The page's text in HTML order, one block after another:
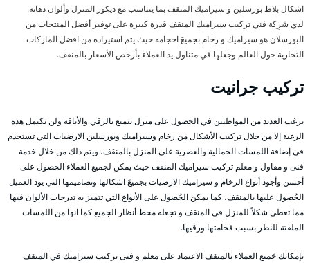
اشكال بلاط بورسلين و سيراميك المنقف بما يتناسب مع ديكور المنزل وألوان دهانه.
لدي شرِكة فني تركيب سيراميك المنقف قدرة كبيرة على توفير أفضل المنتجات من
البورسلان هو سيراميك و رخام بجميعَ احجامه حيث يتم استيراده من افضل الماركات
التجارية حول العالم وجعلها في متناول يد العملاء بأرخص الأسعار بالمنقف.
تركيب جرانيت
يرغب العديد من المواطنين في الحصول على منزل يتمتع بالرقي والأناقة ولن تكتمل هذه
الرغبة إلا من خلال تركيب الأشكال من رخام وسيراميك وبورسلين الارضيات التي تستخدم
في إضافة اللمسات الجمالية والعصرية على المنزل بالمنقف، ويتم ذلك من خلال خدمة
فنى و مقاول و معلم تركيب سيراميك المنقف حيث يمكن لجميع العملاء الحصول على
أحسن وأجود أنواع الرخام و سيراميك الارضيات بجميعَ اشكالها وتصاميمها التي يود العميل
الحُصول عليها بالمنقف، كما يمكن الحُصول على الأنواع التي تتميز به تدرجات الألوان فيها
مما تعطى شكلاً للمنزل في المنقف و تجعله محط أنظار الجميع كما انها من اللمسات
الملفتة للنظر بسبب فخامتها ورقيها.
بإمكانك جَميع العملاء بالمنقف الاعتماد على معلم و فنى تركيب سيراميك في المنقف